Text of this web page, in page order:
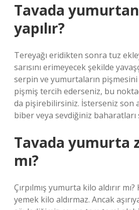
Tavada
yapılır?
Tereyağı eridikten sonra tuz
sarısını erimeyecek şekilde
serpin ve yumurtaların
pişmiş tercih ederseniz, bu
da pişirebilirsiniz. İsterseniz son
biber veya sevdiğiniz
Tavada yumurta
mı?
Çırpılmış yumurta kilo aldırır
yemek kilo aldırmaz. Ancak